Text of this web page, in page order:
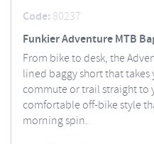
Code: 80237
Funkier Adventure MTB
From bike to desk, the
lined baggy short that
commute or trail straight to
comfortable off-bike style
morning spin.